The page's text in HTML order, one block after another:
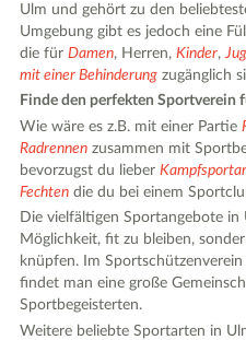
Ulm und gehört zu den
Umgebung gibt es jedoch eine
die fürDamen, Herren,Kinder,
mit einer Behinderung zugänglich
Finde den perfekten Sportverein
Wie wäre es z.B. mit einer Partie
Radrennen zusammen mit
bevorzugst du lieber
Fechten die du bei einem
Die vielfältigen Sportangebote
Möglichkeit, fit zu bleiben,
knüpfen. Im
findet man eine große
Sportbegeisterten.
Weitere beliebte Sportarten in